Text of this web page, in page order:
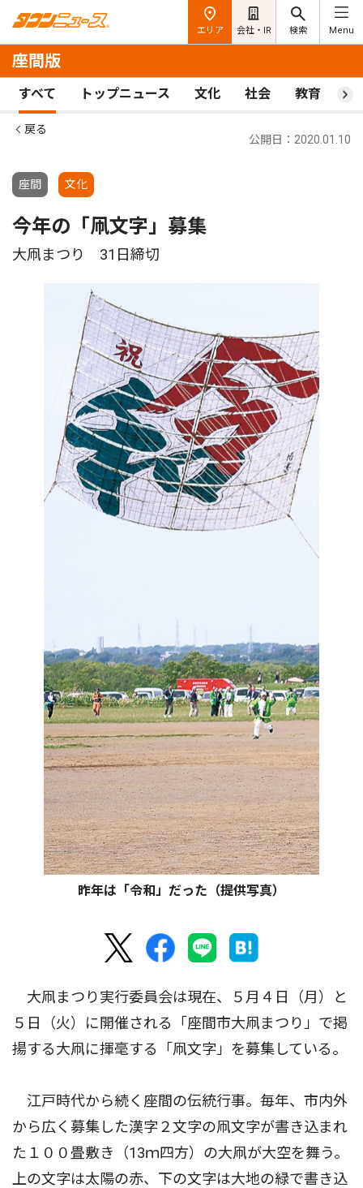
エリア 会社・IR 検索 Menu
座間版
すべて トップニュース 文化 社会 教育 ス
戻る
座間 文化
公開日：2020.01.10
今年の「凧文字」募集
大凧まつり 31日締切
昨年は「令和」だった（提供写真）
大凧まつり実行委員会は現在、５月４日（月）と
５日（火）に開催される「座間市大凧まつり」で掲
揚する大凧に揮毫する「凧文字」を募集している。
江戸時代から続く座間の伝統行事。毎年、市内外
から広く募集した漢字２文字の凧文字が書き込まれ
た１００畳敷き（13ｍ四方）の大凧が大空を舞う。
上の文字は太陽の赤、下の文字は大地の緑で書き込